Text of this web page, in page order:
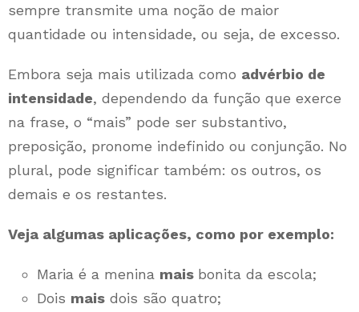
sempre transmite uma noção de maior
quantidade ou intensidade, ou seja, de excesso.
Embora seja mais utilizada como advérbio de
intensidade, dependendo da função que exerce
na frase, o “mais” pode ser substantivo,
preposição, pronome indefinido ou conjunção. No
plural, pode significar também: os outros, os
demais e os restantes.
Veja algumas aplicações, como por exemplo:
Maria é a menina mais bonita da escola;
Dois mais dois são quatro;